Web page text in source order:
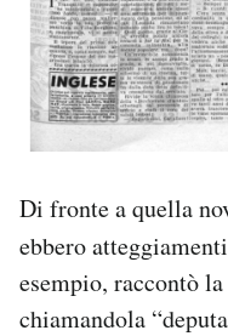
Di fronte a quella
ebbero
esempio, raccontò
chiamandola